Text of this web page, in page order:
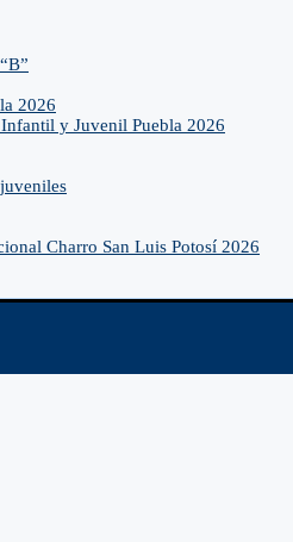
2026
y Juvenil Puebla 2026
Charro San Luis Potosí 2026